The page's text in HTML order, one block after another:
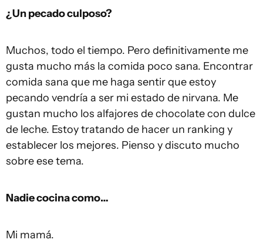
¿Un pecado culposo?
Muchos, todo el tiempo. Pero definitivamente me
gusta mucho más la comida poco sana. Encontrar
comida sana que me haga sentir que estoy
pecando vendría a ser mi estado de nirvana. Me
gustan mucho los alfajores de chocolate con dulce
de leche. Estoy tratando de hacer un ranking y
establecer los mejores. Pienso y discuto mucho
sobre ese tema.
Nadie cocina como…
Mi mamá.